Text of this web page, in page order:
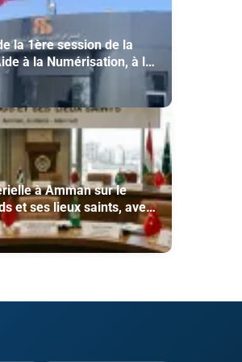
la 1ère session de la
à la Numérisation, à la
à la Création des Salles
de l'année 2026
à Amman sur le
et ses lieux saints, avec
Maroc